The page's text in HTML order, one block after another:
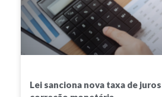
Lei sanciona nova taxa de